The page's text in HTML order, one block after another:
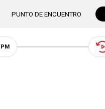
PUNTO DE ENCUENTRO